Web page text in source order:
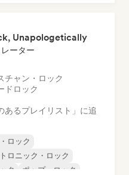
Unapologetically
ーター
チャン・ロック
ドロック
あるプレイリスト」に追
ロック
ロニック・ロック
ク
ポップ・ロック